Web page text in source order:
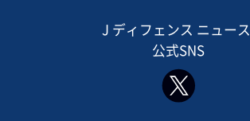
J ディフェンス ニュース
公式SNS